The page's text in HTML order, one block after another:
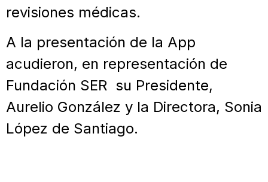
revisiones médicas.
A la presentación de la App
acudieron, en representación de
Fundación SER su Presidente,
Aurelio González y la Directora, Sonia
López de Santiago.